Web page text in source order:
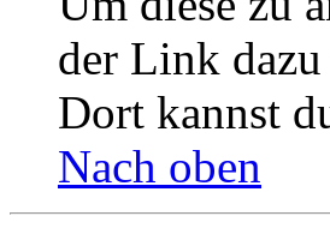
der Link
Dort kannst
Nach oben